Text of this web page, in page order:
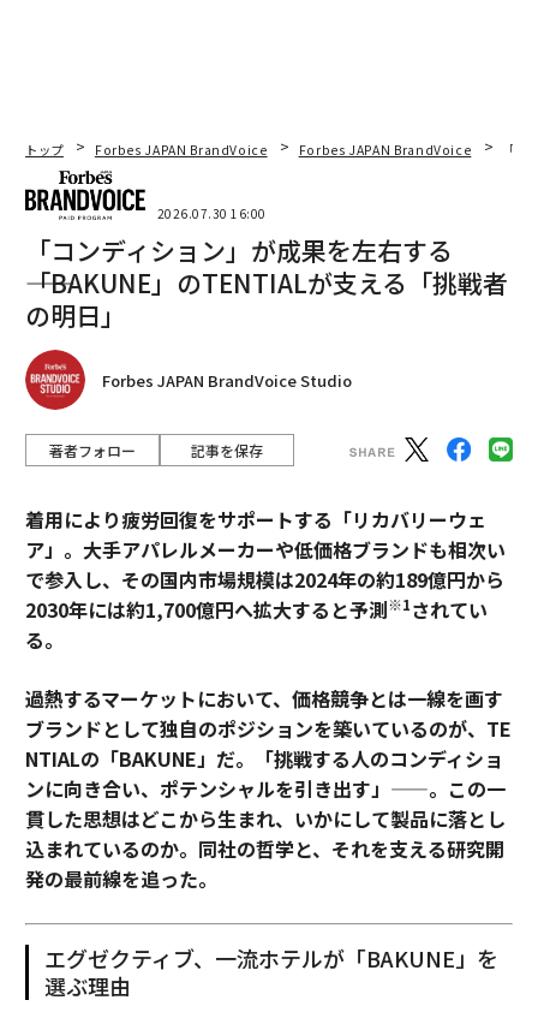
トップ Forbes JAPAN BrandVoice Forbes JAPAN BrandVoice 「
2026.07.30 16:00
「コンディション」が成果を左右する
――「BAKUNE」のTENTIALが支える「挑戦者
の明日」
Forbes JAPAN BrandVoice Studio
著者フォロー 記事を保存
着用により疲労回復をサポートする「リカバリーウェ
ア」。大手アパレルメーカーや低価格ブランドも相次い
で参入し、その国内市場規模は2024年の約189億円から
2030年には約1,700億円へ拡大すると予測※1されてい
る。
過熱するマーケットにおいて、価格競争とは一線を画す
ブランドとして独自のポジションを築いているのが、TE
NTIALの「BAKUNE」だ。「挑戦する人のコンディショ
ンに向き合い、ポテンシャルを引き出す」——。この一
貫した思想はどこから生まれ、いかにして製品に落とし
込まれているのか。同社の哲学と、それを支える研究開
発の最前線を追った。
エグゼクティブ、一流ホテルが「BAKUNE」を
選ぶ理由